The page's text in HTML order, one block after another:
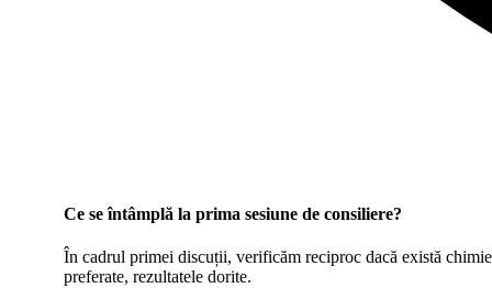
Ce se întâmplă la prima sesiune de consiliere?
În cadrul primei discuții, verificăm reciproc dacă există
preferate, rezultatele dorite.